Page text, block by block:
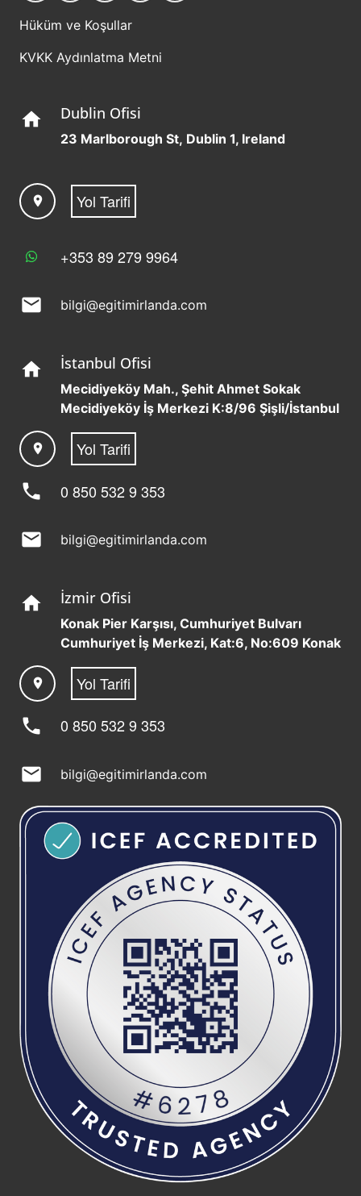
Hüküm ve Koşullar
KVKK Aydınlatma Metni
home Dublin Ofisi
23 Marlborough St, Dublin 1, Ireland
location_on Yol Tarifi
+353 89 279 9964
mail bilgi@egitimirlanda.com
home İstanbul Ofisi
Mecidiyeköy Mah., Şehit Ahmet Sokak
Mecidiyeköy İş Merkezi K:8/96 Şişli/İstanbul
location_on Yol Tarifi
phone 0 850 532 9 353
mail bilgi@egitimirlanda.com
home İzmir Ofisi
Konak Pier Karşısı, Cumhuriyet Bulvarı
Cumhuriyet İş Merkezi, Kat:6, No:609 Konak
location_on Yol Tarifi
phone 0 850 532 9 353
mail bilgi@egitimirlanda.com